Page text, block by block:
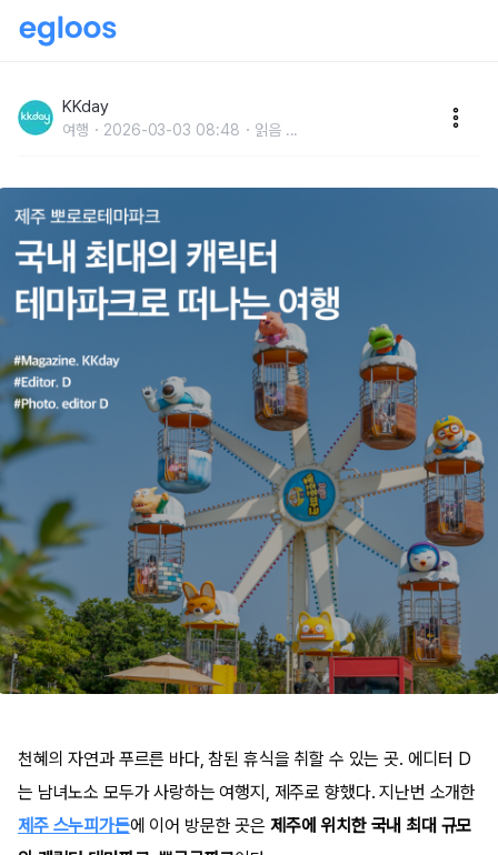
떠나는 여행
KKday
여행 2026-03-03 08:48 읽음 ...
천혜의 자연과 푸르른 바다, 참된 휴식을 취할 수 있는 곳. 에디터 D
는 남녀노소 모두가 사랑하는 여행지, 제주로 향했다. 지난번 소개한
제주 스누피가든에 이어 방문한 곳은 제주에 위치한 국내 최대 규모